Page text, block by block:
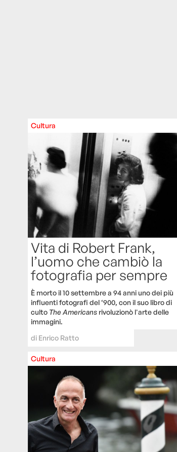
Cultura
Vita di Robert Frank,
l’uomo che cambiò la
fotografia per sempre
È morto il 10 settembre a 94 anni uno dei più
influenti fotografi del ‘900, con il suo libro di
culto The Americansrivoluzionò l'arte delle
immagini.
di Enrico Ratto
Cultura